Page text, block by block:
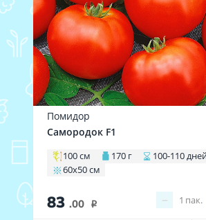
Помидор
Самородок F1
100 см 170 г
100-110
60х50 см
83 .00 i − 1 пак.